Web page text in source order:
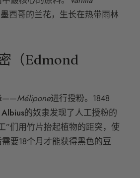
西哥的兰花，生长在热带雨林
（Edmond
——Mélipone进行授粉。1848
的奴隶发现了人工授粉的
”们用竹片抬起植物的距突，使
要18个月才能获得黑色的豆